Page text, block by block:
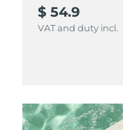
$ 54.9
VAT and duty incl.